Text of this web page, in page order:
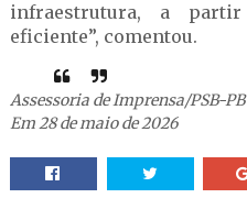
infraestrutura, a
eficiente”, comentou.
Assessoria de Imprensa/PSB-PB
Em 28 de maio de 2026